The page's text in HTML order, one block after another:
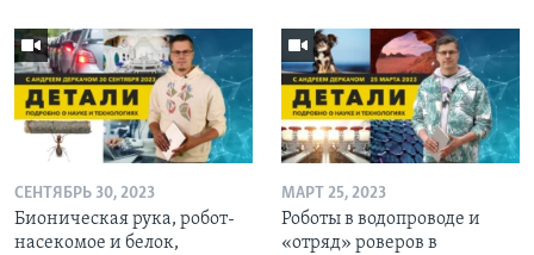
СЕНТЯБРЬ 30, 2023
Бионическая рука, робот-
насекомое и белок,
МАРТ 25, 2023
Роботы в водопроводе и
«отряд» роверов в